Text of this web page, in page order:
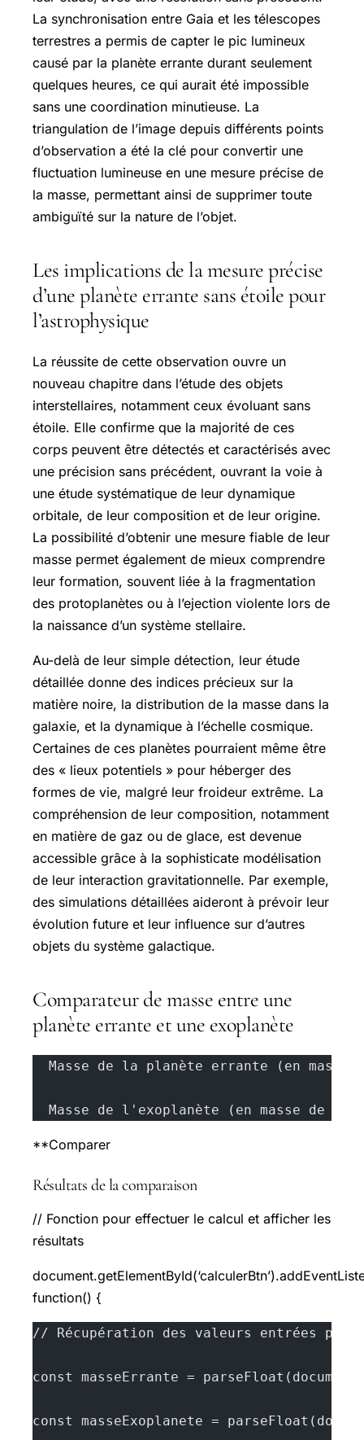
La synchronisation entre Gaia et les télescopes
terrestres a permis de capter le pic lumineux
causé par la planète errante durant seulement
quelques heures, ce qui aurait été impossible
sans une coordination minutieuse. La
triangulation de l’image depuis différents points
d’observation a été la clé pour convertir une
fluctuation lumineuse en une mesure précise de
la masse, permettant ainsi de supprimer toute
ambiguïté sur la nature de l’objet.
Les implications de la mesure précise
d’une planète errante sans étoile pour
l’astrophysique
La réussite de cette observation ouvre un
nouveau chapitre dans l’étude des objets
interstellaires, notamment ceux évoluant sans
étoile. Elle confirme que la majorité de ces
corps peuvent être détectés et caractérisés avec
une précision sans précédent, ouvrant la voie à
une étude systématique de leur dynamique
orbitale, de leur composition et de leur origine.
La possibilité d’obtenir une mesure fiable de leur
masse permet également de mieux comprendre
leur formation, souvent liée à la fragmentation
des protoplanètes ou à l’ejection violente lors de
la naissance d’un système stellaire.
Au-delà de leur simple détection, leur étude
détaillée donne des indices précieux sur la
matière noire, la distribution de la masse dans la
galaxie, et la dynamique à l’échelle cosmique.
Certaines de ces planètes pourraient même être
des « lieux potentiels » pour héberger des
formes de vie, malgré leur froideur extrême. La
compréhension de leur composition, notamment
en matière de gaz ou de glace, est devenue
accessible grâce à la sophisticate modélisation
de leur interaction gravitationnelle. Par exemple,
des simulations détaillées aideront à prévoir leur
évolution future et leur influence sur d’autres
objets du système galactique.
Comparateur de masse entre une
planète errante et une exoplanète
Masse de la planète errante (en masse
Masse de l'exoplanète (en masse de
**Comparer
Résultats de la comparaison
// Fonction pour effectuer le calcul et afficher les
résultats
function() {
// Récupération des valeurs entrées
const masseErrante =
const masseExoplanete =